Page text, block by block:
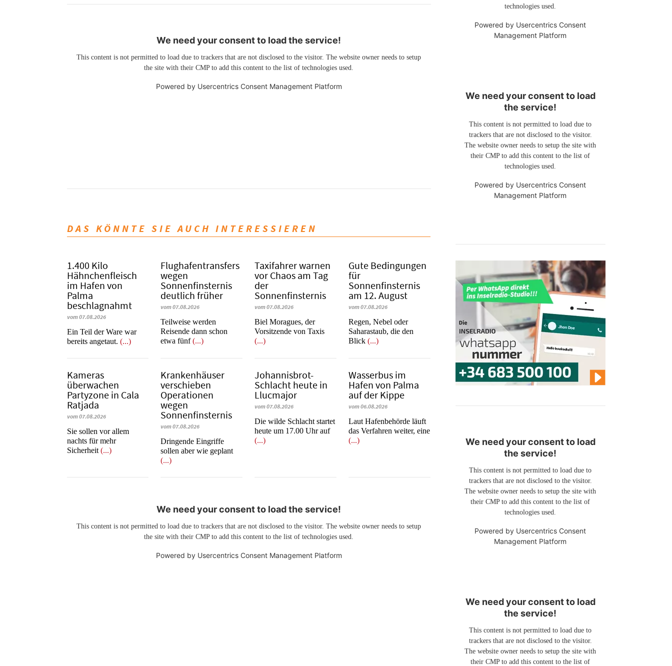
We need your consent to load the service!
This content is not permitted to load due to trackers that are not disclosed to the visitor. The website owner needs to setup
the site with their CMP to add this content to the list of technologies used.
Powered by Usercentrics Consent Management Platform
DAS KÖNNTE SIE AUCH INTERESSIEREN
1.400 Kilo
Hähnchenfleisch
im Hafen von
Palma
beschlagnahmt
vom 07.08.2026
​​​​​​​Ein Teil der Ware war
bereits angetaut. (...)
Flughafentransfers
wegen
Sonnenfinsternis
deutlich früher
vom 07.08.2026
Teilweise werden
Reisende dann schon
etwa fünf(...)
Taxifahrer warnen
vor Chaos am Tag
der
Sonnenfinsternis
vom 07.08.2026
​​​​​​​Biel Moragues, der
Vorsitzende von Taxis
(...)
Gute Bedingungen
für
Sonnenfinsternis
am 12. August
vom 07.08.2026
Regen, Nebel oder
Saharastaub, die den
Blick(...)
Kameras
überwachen
Partyzone in Cala
Ratjada
vom 07.08.2026
Sie sollen vor allem
nachts für mehr
Sicherheit (...)
Krankenhäuser
verschieben
Operationen
wegen
Sonnenfinsternis
vom 07.08.2026
Dringende Eingriffe
sollen aber wie geplant
(...)
Johannisbrot-
Schlacht heute in
Llucmajor
vom 07.08.2026
Die wilde Schlacht startet
heute um 17.00 Uhr auf
(...)
Wasserbus im
Hafen von Palma
auf der Kippe
vom 06.08.2026
Laut Hafenbehörde läuft
das Verfahren weiter, eine
(...)
We need your consent to load the service!
This content is not permitted to load due to trackers that are not disclosed to the visitor. The website owner needs to setup
the site with their CMP to add this content to the list of technologies used.
Powered by Usercentrics Consent Management Platform
technologies used.
Powered by Usercentrics Consent
Management Platform
We need your consent to load
the service!
This content is not permitted to load due to
trackers that are not disclosed to the visitor.
The website owner needs to setup the site with
their CMP to add this content to the list of
technologies used.
Powered by Usercentrics Consent
Management Platform
We need your consent to load
the service!
This content is not permitted to load due to
trackers that are not disclosed to the visitor.
The website owner needs to setup the site with
their CMP to add this content to the list of
technologies used.
Powered by Usercentrics Consent
Management Platform
We need your consent to load
the service!
This content is not permitted to load due to
trackers that are not disclosed to the visitor.
The website owner needs to setup the site with
their CMP to add this content to the list of